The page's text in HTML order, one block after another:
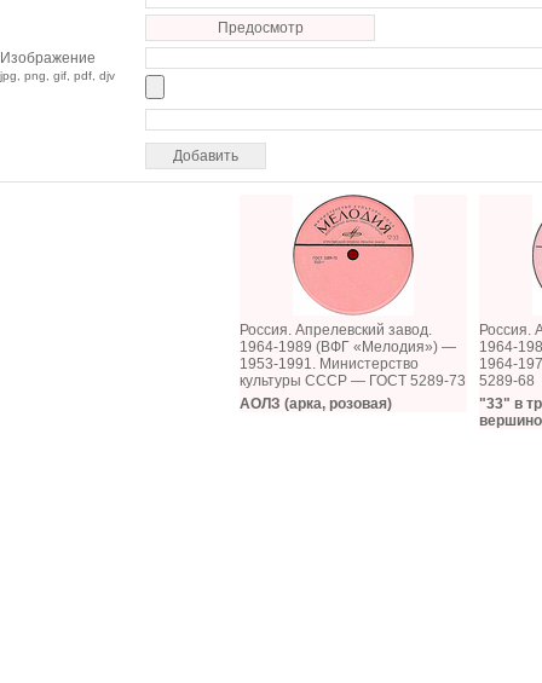
Предосмотр
Изображение
jpg, png, gif, pdf, djv
Россия. Апрелевский завод.
1964-1989 (ВФГ «Мелодия») —
1953-1991. Министерство
культуры СССР — ГОСТ 5289-73
АОЛЗ (арка, розовая)
Россия.
1964-
1964-
5289-68
"33" в